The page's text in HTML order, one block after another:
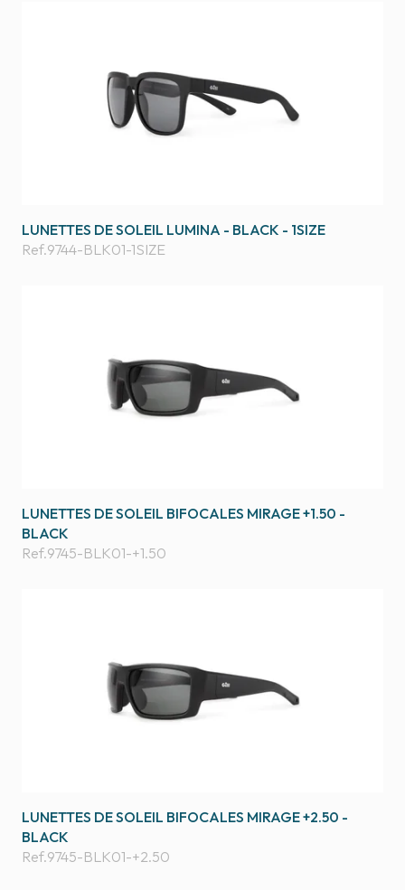
LUNETTES DE SOLEIL LUMINA - BLACK - 1SIZE
Ref.9744-BLK01-1SIZE
LUNETTES DE SOLEIL BIFOCALES MIRAGE +1.50 -
BLACK
Ref.9745-BLK01-+1.50
LUNETTES DE SOLEIL BIFOCALES MIRAGE +2.50 -
BLACK
Ref.9745-BLK01-+2.50